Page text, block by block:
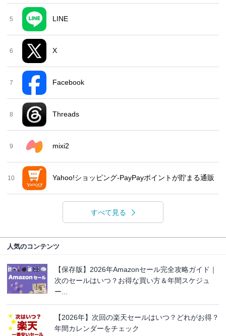
5 LINE
6 X
7 Facebook
8 Threads
9 mixi2
10 Yahoo!ショッピング-PayPayポイントが貯まる通販
すべて見る
人気のコンテンツ
【保存版】2026年Amazonセール完全攻略ガイド｜
次のセールはいつ？お得な買い方＆年間スケジュ
ー...
【2026年】次回の楽天セールはいつ？どれがお得？
年間カレンダーをチェック